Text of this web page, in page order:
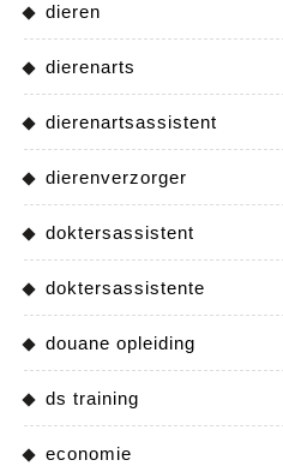
dieren
dierenarts
dierenartsassistent
dierenverzorger
doktersassistent
doktersassistente
douane opleiding
ds training
economie